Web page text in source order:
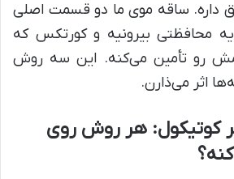
داره. ساقه موی ما دو قسمت اصلی
محافظتی بیرونیه و کورتکس که
رو تأمین می‌کنه. این سه روش
اثر می‌ذارن.
کوتیکول: هر روش روی